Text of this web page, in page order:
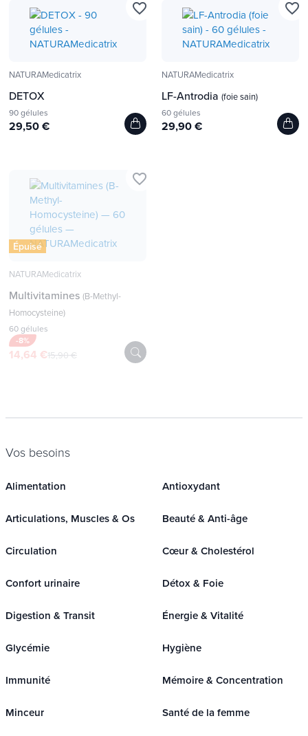
NATURAMedicatrix
DETOX
90 gélules
29,50 €
favorite_border
NATURAMedicatrix
LF-Antrodia (foie sain)
60 gélules
29,90 €
favorite_border
Épuisé
NATURAMedicatrix
Multivitamines (B-Methyl-
Homocysteine)
60 gélules
-8%
14,64 €15,90 €
favorite_border
Vos besoins
Alimentation Antioxydant
Articulations, Muscles & Os Beauté & Anti-âge
Circulation Cœur & Cholestérol
Confort urinaire Détox & Foie
Digestion & Transit Énergie & Vitalité
Glycémie Hygiène
Immunité Mémoire & Concentration
Minceur Santé de la femme